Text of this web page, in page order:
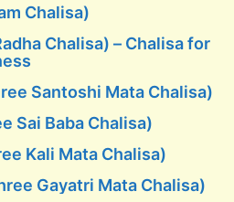
Chalisa)
Radha Chalisa) – Chalisa for
Santoshi Mata Chalisa)
Sai Baba Chalisa)
Kali Mata Chalisa)
(Shree Gayatri Mata Chalisa)